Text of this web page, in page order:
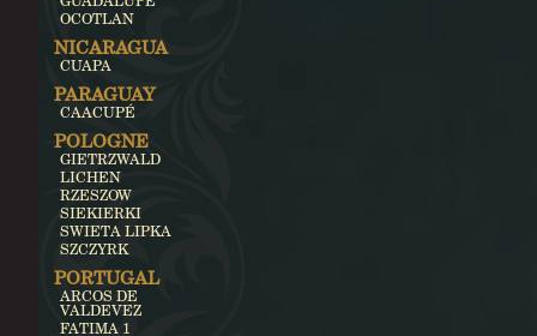
OCOTLAN
NICARAGUA
CUAPA
PARAGUAY
CAACUPÉ
POLOGNE
GIETRZWALD
LICHEN
RZESZOW
SIEKIERKI
SWIETA LIPKA
SZCZYRK
PORTUGAL
ARCOS DE
VALDEVEZ
FATIMA 1